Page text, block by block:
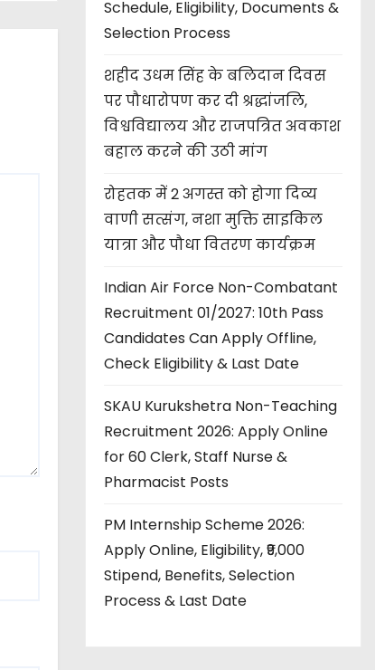
Schedule, Eligibility, Documents &
Selection Process
शहीद उधम सिंह के बलिदान दिवस
पर पौधारोपण कर दी श्रद्धांजलि,
विश्वविद्यालय और राजपत्रित अवकाश
बहाल करने की उठी मांग
रोहतक में 2 अगस्त को होगा दिव्य
वाणी सत्संग, नशा मुक्ति साइकिल
यात्रा और पौधा वितरण कार्यक्रम
Indian Air Force Non-Combatant
Recruitment 01/2027: 10th Pass
Candidates Can Apply Offline,
Check Eligibility & Last Date
SKAU Kurukshetra Non-Teaching
Recruitment 2026: Apply Online
for 60 Clerk, Staff Nurse &
Pharmacist Posts
PM Internship Scheme 2026:
Apply Online, Eligibility, ₹9,000
Stipend, Benefits, Selection
Process & Last Date